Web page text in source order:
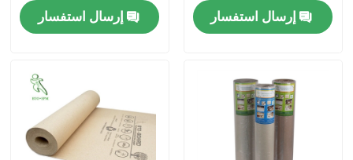
حول بنا
إتصال
المنتجات
إرسال استفسار
إرسال استفسار